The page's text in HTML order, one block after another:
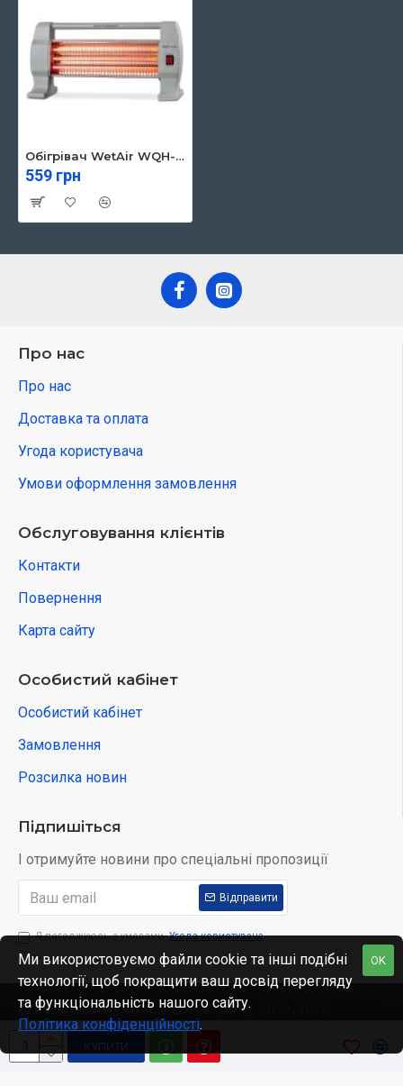
КУПИТИ
Обігрівач WetAir WQH-2010G
559 грн
Про нас
Про нас
Доставка та оплата
Угода користувача
Умови оформлення замовлення
Обслуговування клієнтів
Контакти
Повернення
Карта сайту
Особистий кабінет
Особистий кабінет
Замовлення
Розсилка новин
Підпишіться
І отримуйте новини про спеціальні пропозиції
Відправити
Я погоджуюсь з умовами Угода користувача
© Интернет-магазин www.skidka.ua, 2012-2025.
OK
Ми використовуємо файли cookie та інші подібні
технології, щоб покращити ваш досвід перегляду
та функціональність нашого сайту.
Політика конфіденційності.